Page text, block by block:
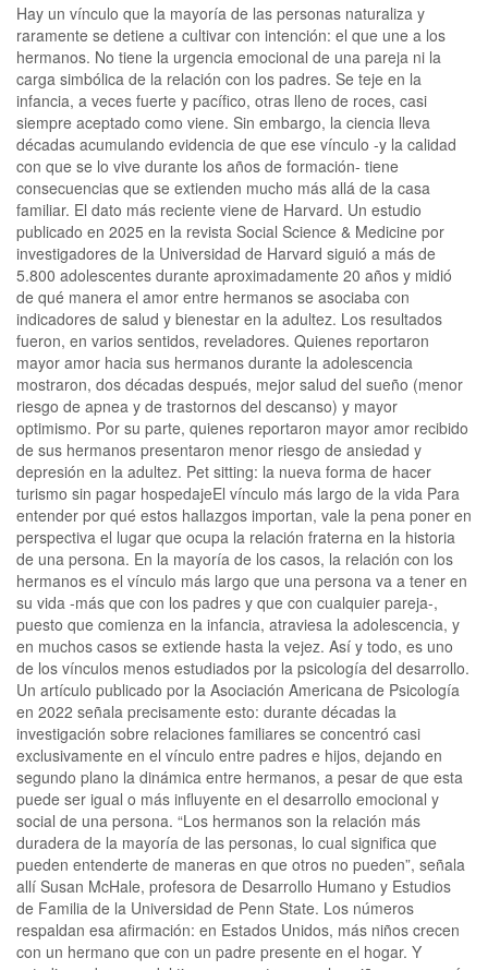
Hay un vínculo que la mayoría de las personas naturaliza y
raramente se detiene a cultivar con intención: el que une a los
hermanos. No tiene la urgencia emocional de una pareja ni la
carga simbólica de la relación con los padres. Se teje en la
infancia, a veces fuerte y pacífico, otras lleno de roces, casi
siempre aceptado como viene. Sin embargo, la ciencia lleva
décadas acumulando evidencia de que ese vínculo -y la calidad
con que se lo vive durante los años de formación- tiene
consecuencias que se extienden mucho más allá de la casa
familiar. El dato más reciente viene de Harvard. Un estudio
publicado en 2025 en la revista Social Science & Medicine por
investigadores de la Universidad de Harvard siguió a más de
5.800 adolescentes durante aproximadamente 20 años y midió
de qué manera el amor entre hermanos se asociaba con
indicadores de salud y bienestar en la adultez. Los resultados
fueron, en varios sentidos, reveladores. Quienes reportaron
mayor amor hacia sus hermanos durante la adolescencia
mostraron, dos décadas después, mejor salud del sueño (menor
riesgo de apnea y de trastornos del descanso) y mayor
optimismo. Por su parte, quienes reportaron mayor amor recibido
de sus hermanos presentaron menor riesgo de ansiedad y
depresión en la adultez. Pet sitting: la nueva forma de hacer
turismo sin pagar hospedajeEl vínculo más largo de la vida Para
entender por qué estos hallazgos importan, vale la pena poner en
perspectiva el lugar que ocupa la relación fraterna en la historia
de una persona. En la mayoría de los casos, la relación con los
hermanos es el vínculo más largo que una persona va a tener en
su vida -más que con los padres y que con cualquier pareja-,
puesto que comienza en la infancia, atraviesa la adolescencia, y
en muchos casos se extiende hasta la vejez. Así y todo, es uno
de los vínculos menos estudiados por la psicología del desarrollo.
Un artículo publicado por la Asociación Americana de Psicología
en 2022 señala precisamente esto: durante décadas la
investigación sobre relaciones familiares se concentró casi
exclusivamente en el vínculo entre padres e hijos, dejando en
segundo plano la dinámica entre hermanos, a pesar de que esta
puede ser igual o más influyente en el desarrollo emocional y
social de una persona. “Los hermanos son la relación más
duradera de la mayoría de las personas, lo cual significa que
pueden entenderte de maneras en que otros no pueden”, señala
allí Susan McHale, profesora de Desarrollo Humano y Estudios
de Familia de la Universidad de Penn State. Los números
respaldan esa afirmación: en Estados Unidos, más niños crecen
con un hermano que con un padre presente en el hogar. Y